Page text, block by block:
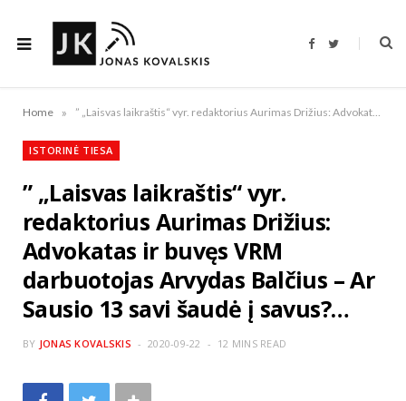
F
b
o
T
t
r
Home »
ISTORINĖ TIESA
” „Laisvas laikraštis“ vyr.
redaktorius Aurimas Drižius:
Advokatas ir buvęs VRM
darbuotojas Arvydas Balčius – Ar
Sausio 13 savi šaudė į savus?…
BY JONAS KOVALSKIS 2020-09-22 12 MINS READ